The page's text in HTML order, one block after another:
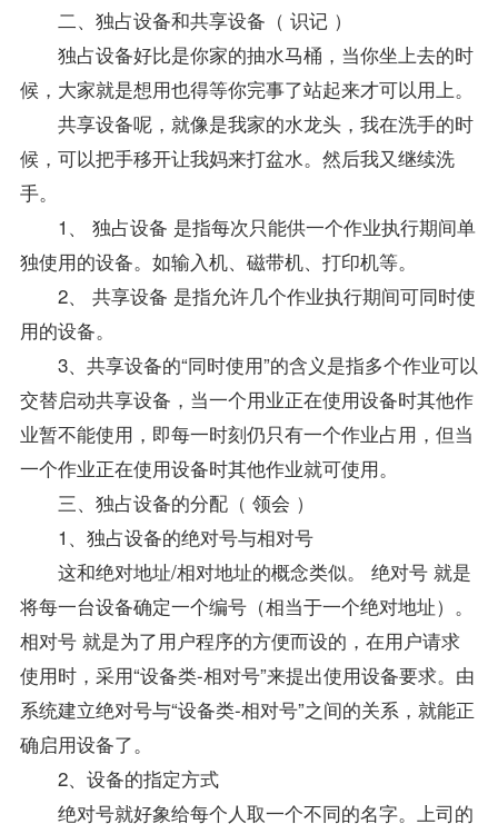
二、独占设备和共享设备（ 识记 ）
独占设备好比是你家的抽水马桶，当你坐上去的时
候，大家就是想用也得等你完事了站起来才可以用上。
共享设备呢，就像是我家的水龙头，我在洗手的时
候，可以把手移开让我妈来打盆水。然后我又继续洗
手。
1、 独占设备 是指每次只能供一个作业执行期间单
独使用的设备。如输入机、磁带机、打印机等。
2、 共享设备 是指允许几个作业执行期间可同时使
用的设备。
3、共享设备的“同时使用”的含义是指多个作业可以
交替启动共享设备，当一个用业正在使用设备时其他作
业暂不能使用，即每一时刻仍只有一个作业占用，但当
一个作业正在使用设备时其他作业就可使用。
三、独占设备的分配（ 领会 ）
1、独占设备的绝对号与相对号
这和绝对地址/相对地址的概念类似。 绝对号 就是
将每一台设备确定一个编号（相当于一个绝对地址）。
相对号 就是为了用户程序的方便而设的，在用户请求
使用时，采用“设备类-相对号”来提出使用设备要求。由
系统建立绝对号与“设备类-相对号”之间的关系，就能正
确启用设备了。
2、设备的指定方式
绝对号就好象给每个人取一个不同的名字。上司的